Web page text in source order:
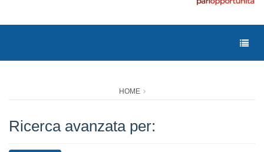
HOME
Ricerca avanzata per: